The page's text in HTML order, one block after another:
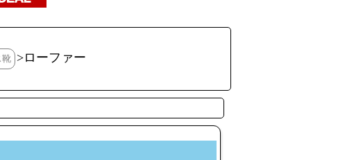
靴 >ローファー